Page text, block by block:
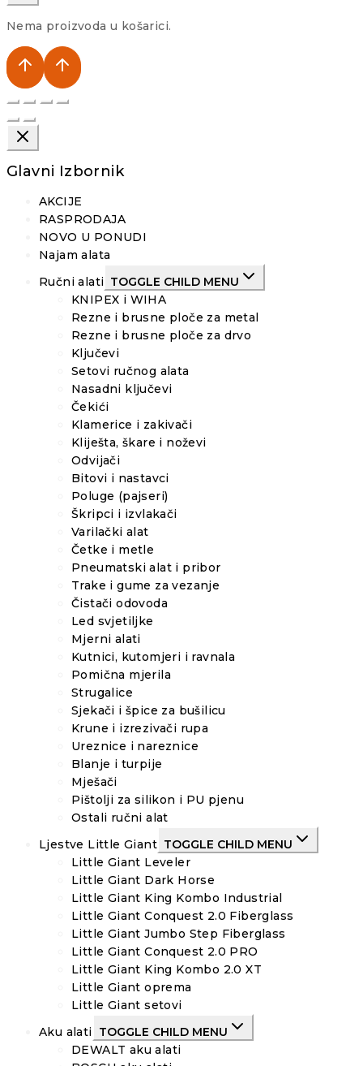
Nema proizvoda u košarici.
Glavni Izbornik
AKCIJE
RASPRODAJA
NOVO U PONUDI
Najam alata
Ručni alati TOGGLE CHILD MENU
KNIPEX i WIHA
Rezne i brusne ploče za metal
Rezne i brusne ploče za drvo
Ključevi
Setovi ručnog alata
Nasadni ključevi
Čekići
Klamerice i zakivači
Kliješta, škare i noževi
Odvijači
Bitovi i nastavci
Poluge (pajseri)
Škripci i izvlakači
Varilački alat
Četke i metle
Pneumatski alat i pribor
Trake i gume za vezanje
Čistači odovoda
Led svjetiljke
Mjerni alati
Kutnici, kutomjeri i ravnala
Pomična mjerila
Strugalice
Sjekači i špice za bušilicu
Krune i izrezivači rupa
Ureznice i nareznice
Blanje i turpije
Mješači
Pištolji za silikon i PU pjenu
Ostali ručni alat
Ljestve Little Giant TOGGLE CHILD MENU
Little Giant Leveler
Little Giant Dark Horse
Little Giant King Kombo Industrial
Little Giant Conquest 2.0 Fiberglass
Little Giant Jumbo Step Fiberglass
Little Giant Conquest 2.0 PRO
Little Giant King Kombo 2.0 XT
Little Giant oprema
Little Giant setovi
Aku alati TOGGLE CHILD MENU
DEWALT aku alati